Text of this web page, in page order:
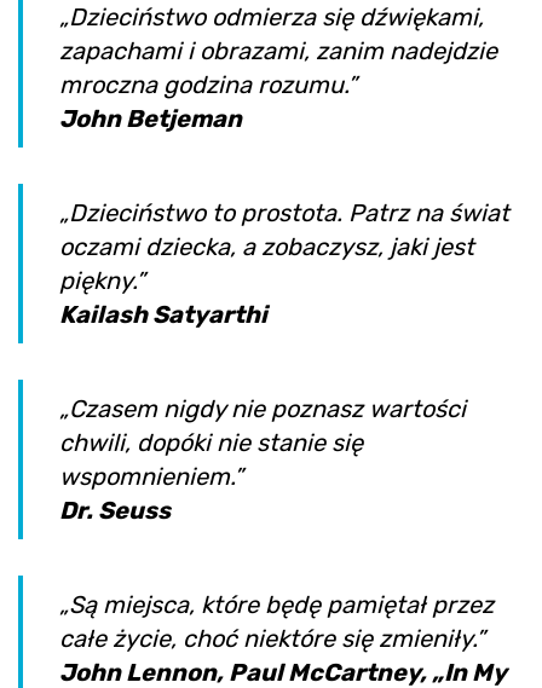
„Dzieciństwo odmierza się dźwiękami,
zapachami i obrazami, zanim nadejdzie
mroczna godzina rozumu.”
John Betjeman
„Dzieciństwo to prostota. Patrz na świat
oczami dziecka, a zobaczysz, jaki jest
piękny.”
Kailash Satyarthi
„Czasem nigdy nie poznasz wartości
chwili, dopóki nie stanie się
wspomnieniem.”
Dr. Seuss
„Są miejsca, które będę pamiętał przez
całe życie, choć niektóre się zmieniły.”
John Lennon, Paul McCartney, „In My